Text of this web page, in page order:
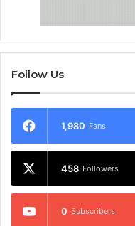
Follow Us
1,980 Fans
458 Followers
0 Subscribers